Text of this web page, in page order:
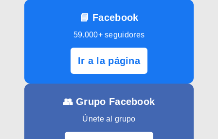
📘 Facebook
59.000+ seguidores
Ir a la página
👥 Grupo Facebook
Únete al grupo